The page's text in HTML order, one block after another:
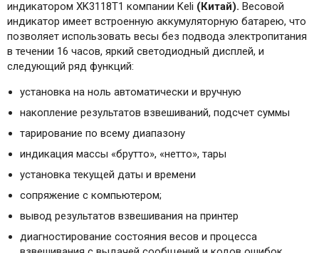
индикатором XK3118T1 компании Keli (Китай). Весовой
индикатор имеет встроенную аккумуляторную батарею, что
позволяет использовать весы без подвода электропитания
в течении 16 часов, яркий светодиодный дисплей, и
следующий ряд функций:
установка на ноль автоматически и вручную
накопление результатов взвешиваний, подсчет суммы
тарирование по всему диапазону
индикация массы «брутто», «нетто», тары
установка текущей даты и времени
сопряжение с компьютером;
вывод результатов взвешивания на принтер
диагностирование состояния весов и процесса